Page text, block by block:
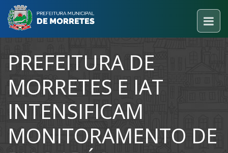
PREFEITURA DE
MORRETES E IAT
INTENSIFICAM
MONITORAMENTO DE